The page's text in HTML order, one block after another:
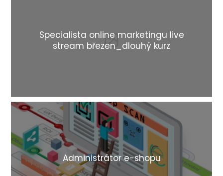
Specialista online marketingu live
stream březen_dlouhý kurz
Administrátor e-shopu